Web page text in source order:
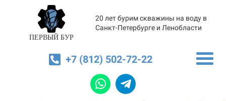
ПЕРВЫЙ БУР
20 лет бурим скважины на воду в
Санкт-Петербурге и Ленобласти
+7 (812) 502-72-22